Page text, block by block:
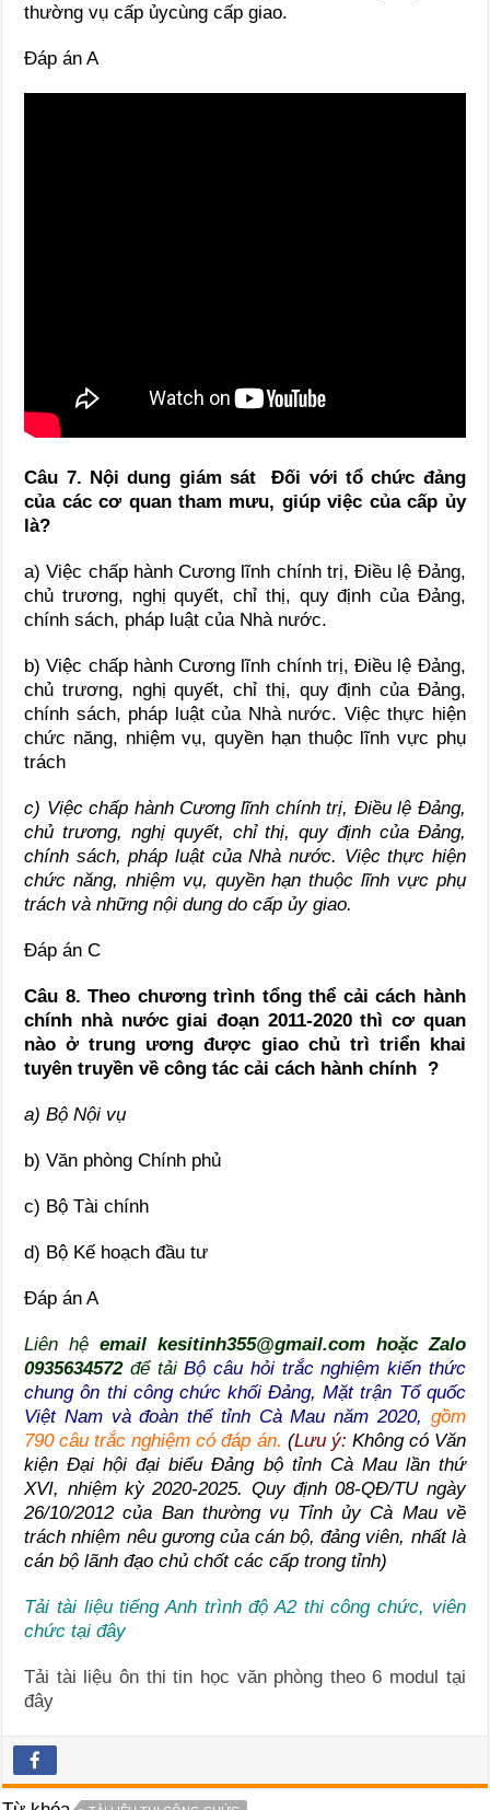
thường vụ cấp ủycùng cấp giao.
Đáp án A
Câu 7. Nội dung giám sát
Đối với tổ chức đảng
của các cơ quan tham mưu, giúp việc của cấp ủy
là?
a) Việc chấp hành Cương lĩnh chính trị, Điều lệ Đảng,
chủ trương, nghị quyết, chỉ thị, quy định của Đảng,
chính sách, pháp luật của Nhà nước.
b) Việc chấp hành Cương lĩnh chính trị, Điều lệ Đảng,
chủ trương, nghị quyết, chỉ thị, quy định của Đảng,
chính sách, pháp luật của Nhà nước. Việc thực hiện
chức năng, nhiệm vụ, quyền hạn thuộc lĩnh vực phụ
trách
c) Việc chấp hành Cương lĩnh chính trị, Điều lệ Đảng,
chủ trương, nghị quyết, chỉ thị, quy định của Đảng,
chính sách, pháp luật của Nhà nước. Việc thực hiện
chức năng, nhiệm vụ, quyền hạn thuộc lĩnh vực phụ
trách và những nội dung do cấp ủy giao.
Đáp án C
Câu 8. Theo chương trình tổng thể cải cách hành
chính nhà nước giai đoạn 2011-2020 thì cơ quan
nào ở trung ương được giao chủ trì triển khai
tuyên truyền về công tác cải cách hành chính ?
a) Bộ Nội vụ
b) Văn phòng Chính phủ
c) Bộ Tài chính
d) Bộ Kế hoạch đầu tư
Đáp án A
Liên hệemail kesitinh355@gmail.com hoặc Zalo
0935634572để tảiBộ câu hỏi trắc nghiệm kiến thức
chung ôn thi công chức khối Đảng, Mặt trận Tổ quốc
Việt Nam và đoàn thể tỉnh Cà Mau năm 2020, gồm
790 câu trắc nghiệm có đáp án. (Lưu ý: Không có Văn
kiện Đại hội đại biểu Đảng bộ tỉnh Cà Mau lần thứ
XVI, nhiệm kỳ 2020-2025. Quy định 08-QĐ/TU ngày
26/10/2012 của Ban thường vụ Tỉnh ủy Cà Mau về
trách nhiệm nêu gương của cán bộ, đảng viên, nhất là
cán bộ lãnh đạo chủ chốt các cấp trong tỉnh)
Tải tài liệu tiếng Anh trình độ A2 thi công chức, viên
chức tại đây
Tải tài liệu ôn thi tin học văn phòng theo 6 modul tại
đây